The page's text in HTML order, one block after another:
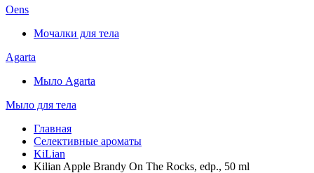
Oens
Мочалки для тела
Agarta
Мыло Agarta
Мыло для тела
Главная
Селективные ароматы
KiLian
Kilian Apple Brandy On The Rocks, edp., 50 ml